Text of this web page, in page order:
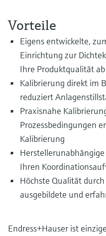
Device Viewer
Produktspezifische
Dokumente finden
Ersatzteilsuche
Ersatzteile anhand von
Bestellcode oder
Füllstandsmessung Druck
Alle ansehen
Aluminium & Chromat
Prozessphotometer
Mikrowellentransmission
Memosens-Technologie
Alle ansehen
Vorteile
Eigens entwickelte,
Einrichtung zur
Ihre Produktqualität ab
Kalibrierung direkt im
reduziert
Praxisnahe
Prozessbedingungen
Kalibrierung
Ihren
Höchste Qualität
ausgebildete und
Endress+Hauser ist